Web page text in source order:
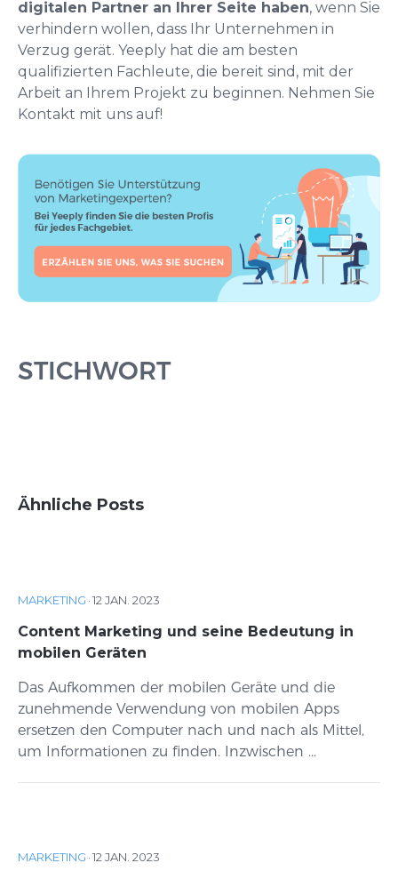
digitalen Partner an Ihrer Seite haben, wenn Sie
verhindern wollen, dass Ihr Unternehmen in
Verzug gerät. Yeeply hat die am besten
qualifizierten Fachleute, die bereit sind, mit der
Arbeit an Ihrem Projekt zu beginnen. Nehmen Sie
Kontakt mit uns auf!
STICHWORT
Ähnliche Posts
MARKETING ·12 JAN. 2023
Content Marketing und seine Bedeutung in
mobilen Geräten
Das Aufkommen der mobilen Geräte und die
zunehmende Verwendung von mobilen Apps
ersetzen den Computer nach und nach als Mittel,
um Informationen zu finden. Inzwischen ...
MARKETING ·12 JAN. 2023